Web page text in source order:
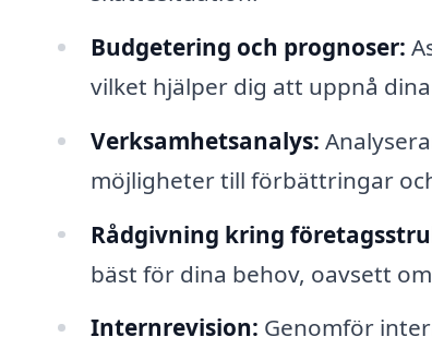
Budgetering och prognoser:
vilket hjälper dig att uppnå
Verksamhetsanalys:
möjligheter till förbättringar
Rådgivning kring
bäst för dina behov, oavsett
Internrevision: Genomför